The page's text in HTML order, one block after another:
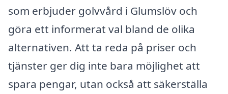
som erbjuder golvvård i Glumslöv och
göra ett informerat val bland de olika
alternativen. Att ta reda på priser och
tjänster ger dig inte bara möjlighet att
spara pengar, utan också att säkerställa